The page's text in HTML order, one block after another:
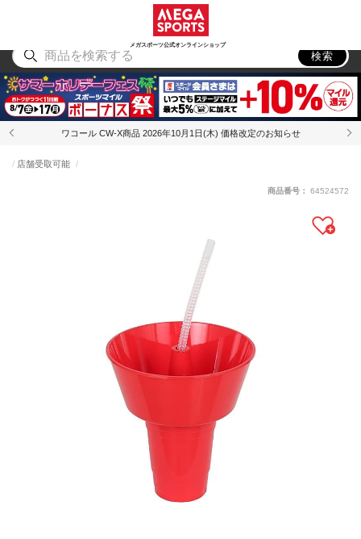
メガスポーツ公式オンラインショップ
アウトドア
検索
ワコール CW-X商品 2026年10月1日(木) 価格改定のお知らせ
店舗受取可能
商品番号： 64524572